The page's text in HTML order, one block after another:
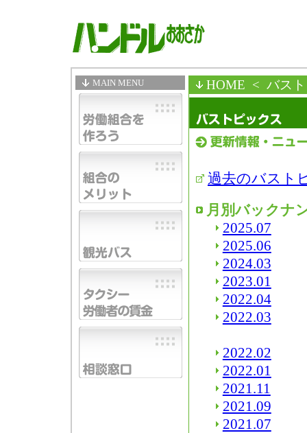
MAIN MENU HOME < バス
過去のバスト
月別バックナ
2025.07
2025.06
2024.03
2023.01
2022.04
2022.03
2022.02
2022.01
2021.11
2021.09
2021.07